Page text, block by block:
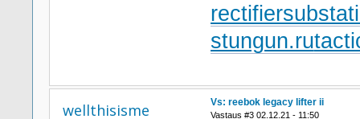
stungun.ru
wellthisisme Vs: reebok legacy lifter ii
Vastaus #3 02.12.21 - 11:50